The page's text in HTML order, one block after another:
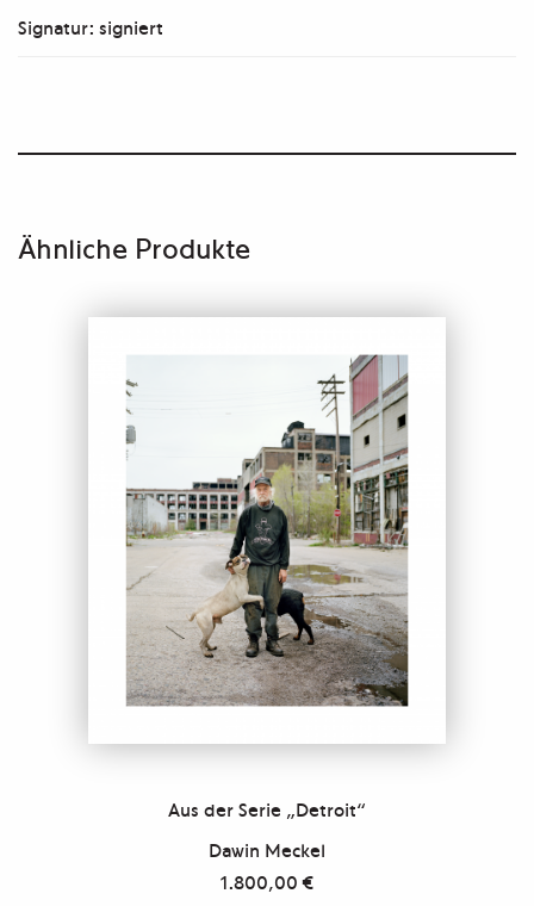
Signatur: signiert
Ähnliche Produkte
Aus der Serie „Detroit“
Dawin Meckel
1.800,00€